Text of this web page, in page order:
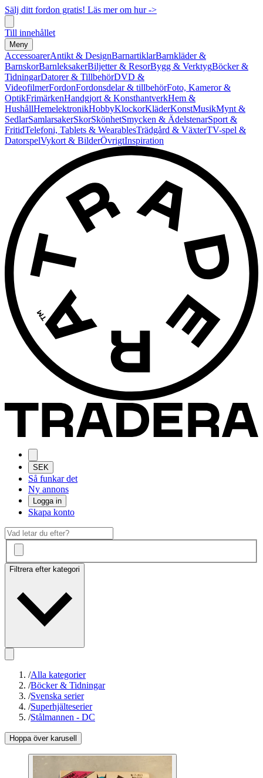
Sälj ditt fordon gratis! Läs mer om hur ->
Till innehållet
Meny
AccessoarerAntikt & DesignBarnartiklarBarnkläder &
BarnskorBarnleksakerBiljetter & ResorBygg & VerktygBöcker &
TidningarDatorer & TillbehörDVD &
VideofilmerFordonFordonsdelar & tillbehörFoto, Kameror &
OptikFrimärkenHandgjort & KonsthantverkHem &
HushållHemelektronikHobbyKlockorKläderKonstMusikMynt &
SedlarSamlarsakerSkorSkönhetSmycken & ÄdelstenarSport &
FritidTelefoni, Tablets & WearablesTrädgård & VäxterTV-spel &
DatorspelVykort & BilderÖvrigtInspiration
SEK
Så funkar det
Ny annons
Logga in
Skapa konto
Filtrera efter kategori
/Alla kategorier
/Böcker & Tidningar
/Svenska serier
/Superhjälteserier
/Stålmannen - DC
Hoppa över karusell